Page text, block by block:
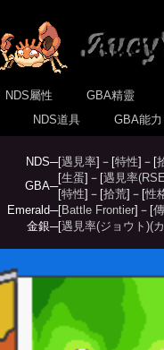
NDS屬性
GBA精靈
NDS道具 GBA能
NDS─[遇見率]－[特性]－[
GBA─
[生蛋]－[遇見率
[特性]－[拾荒]－[性
Emerald─[Battle Frontier]－[
金銀─[遇見率(ジョウト)(